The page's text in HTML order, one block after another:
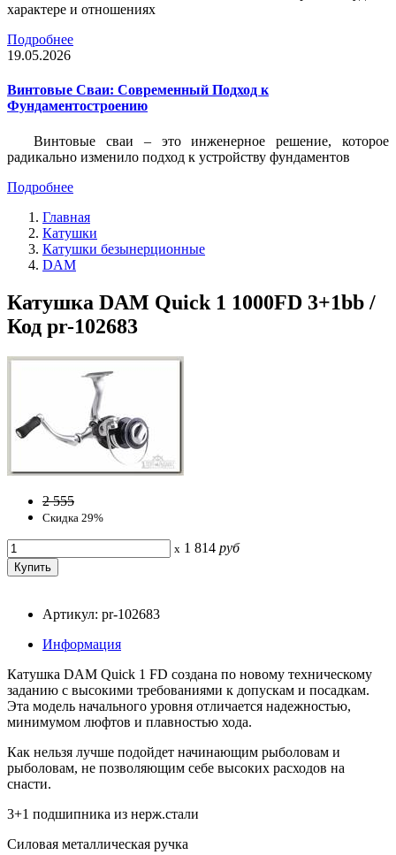
характере и отношениях
Подробнее
19.05.2026
Винтовые Сваи: Современный Подход к
Фундаментостроению
Винтовые сваи – это инженерное решение, которое
радикально изменило подход к устройству фундаментов
Подробнее
Главная
Катушки
Катушки безынерционные
DAM
Катушка DAM Quick 1 1000FD 3+1bb /
Код pr-102683
2 555
Скидка 29%
x 1 814 руб
Артикул: pr-102683
Информация
Катушка DAM Quick 1 FD создана по новому техническому
заданию с высокими требованиями к допускам и посадкам.
Эта модель начального уровня отличается надежностью,
минимумом люфтов и плавностью хода.
Как нельзя лучше подойдет начинающим рыболовам и
рыболовам, не позволяющим себе высоких расходов на
снасти.
3+1 подшипника из нерж.стали
Силовая металлическая ручка